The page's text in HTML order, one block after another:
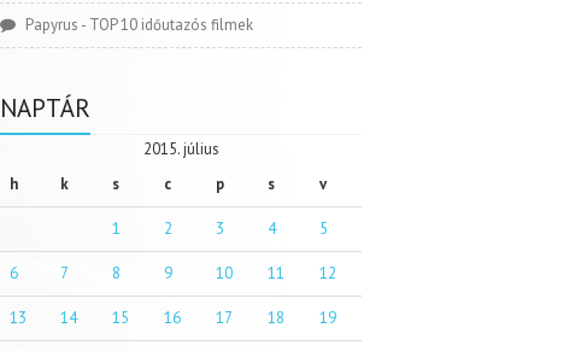
Papyrus - TOP 10 időutazós filmek
NAPTÁR
2015. július
h
k s c p s v
1 2 3 4 5
6 7 8 9 10 11 12
13 14 15 16 17 18 19